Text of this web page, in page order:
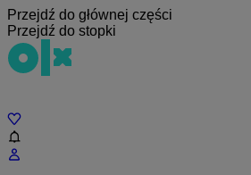
Przejdź do głównej części
Przejdź do stopki